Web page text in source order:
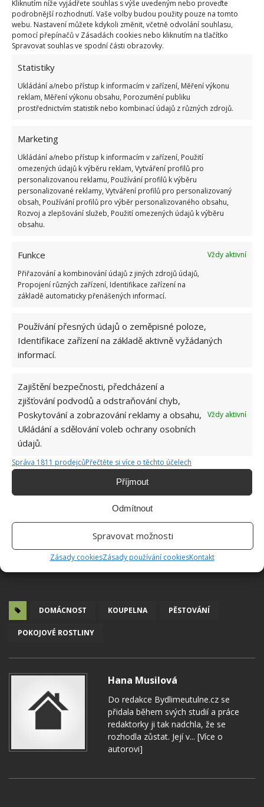
Kliknutím níže vyjádřete souhlas s výše uvedeným nebo proveďte
podrobnější rozhodnutí. Vaše volby budou použity pouze na tomto
webu. Nastavení můžete kdykoli změnit, včetně odvolání souhlasu,
pomocí přepínačů v Zásadách cookies nebo kliknutím na tlačítko
Spravovat souhlas ve spodní části obrazovky.
Statistiky
Ukládání a/nebo přístup k informacím v zařízení, Měření výkonu
reklam, Měření výkonu obsahu, Porozumění publiku
prostřednictvím statistik nebo kombinací údajů z různých zdrojů.
Marketing
Ukládání a/nebo přístup k informacím v zařízení, Použití
omezených údajů k výběru reklam, Vytváření profilů pro
personalizovanou reklamu, Používání profilů k výběru
personalizované reklamy, Vytváření profilů pro personalizovaný
obsah, Používání profilů pro výběr personalizovaného obsahu,
Rozvoj a zlepšování služeb, Použití omezených údajů k výběru
obsahu.
Funkce
Vždy aktivní
Přiřazování a kombinování údajů z jiných zdrojů údajů,
Propojení různých zařízení, Identifikace zařízení na
základě automaticky přenášených informací.
Používání přesných údajů o zeměpisné poloze,
Identifikace zařízení na základě aktivně vyžádaných
informací.
Zajištění bezpečnosti, předcházení a
zjišťování podvodů a odstraňování chyb,
Poskytování a zobrazování reklamy a obsahu,
Ukládání a sdělování voleb ochrany osobních
údajů.
Vždy aktivní
Správa 1811 prodejcůPřečtěte si více o těchto účelech
Příjmout
Odmítnout
Spravovat možnosti
Zásady cookiesZásady používání cookiesKontakt
Toulitka je tropická rostlina, která
miluje vysoké teploty i vlhkost
Anthurium neboli Toulitka je rostlina, která má
lesklé listy ve tvaru srdce. Její květenství může být
červené, růžové, oranžové, bílé nebo zelené barvy.
Rostliny nemají rády sluneční světlo, ale aby
rozkvetly, potřebují světlo rozptýlené. Zajistěte jim
umělé osvětlení, můžete nainstalovat například
úsporné LED diody. Rostlinu ale můžete, stejně jako
předchozí, občas přesunout do světlé místnosti.
Sansevieria neboli Tchýnin jazyk je také nesmrtelná
a snáší mnoho nepříznivých podmínek. Květina
pochází ze suchých a slunečných částí tropické
Afriky. Má tedy ráda slunná místa, ale přežije také
rostliny a střídat jejich místa v bytě. Měla by mít
mírně vlhkou půdu, což zajistíte talířem pod
květináčem.
DOMÁCNOST KOUPELNA PĚSTOVÁNÍ
POKOJOVÉ ROSTLINY
Hana Musilová
Do redakce Bydlimeutulne.cz se
přidala během svých studií a práce
redaktorky ji tak nadchla, že se
rozhodla zůstat. Její v... [Více o
autorovi]